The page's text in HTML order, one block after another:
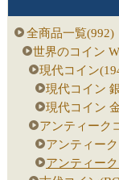
全商品一覧(992)
世界のコイン
現代コイン
現代コイン
現代コイン
アンティーク
アンティー
アンティー